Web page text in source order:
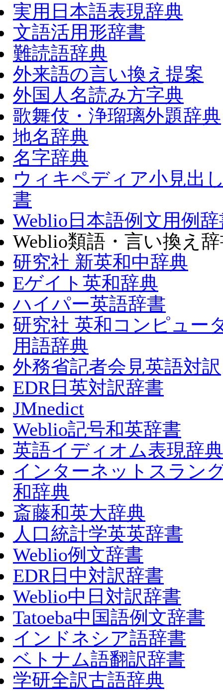
実用日本語表現辞典
文語活用形辞書
難読語辞典
外来語の言い換え提案
外国人名読み方字典
歌舞伎・浄瑠璃外題辞典
地名辞典
名字辞典
ウィキペディア小見出
書
Weblio日本語例文用例
Weblio類語・言い換え
研究社 新英和中辞典
Eゲイト英和辞典
ハイパー英語辞書
研究社 英和コンピュー
用語辞典
外務省記者会見英語対訳
EDR日英対訳辞書
JMnedict
Weblio記号和英辞書
英語イディオム表現辞典
インターネットスラン
和辞典
斎藤和英大辞典
人口統計学英英辞書
Weblio例文辞書
EDR日中対訳辞書
Weblio中日対訳辞書
Tatoeba中国語例文辞書
インドネシア語辞書
ベトナム語翻訳辞書
学研全訳古語辞典